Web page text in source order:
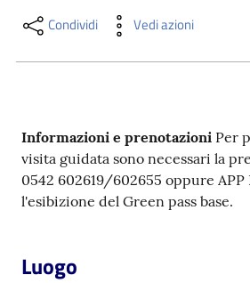
Condividi Vedi azioni
Informazioni e prenotazioni Per
visita guidata sono necessari la
0542 602619/602655 oppure APP
l'esibizione del Green pass base.
Luogo